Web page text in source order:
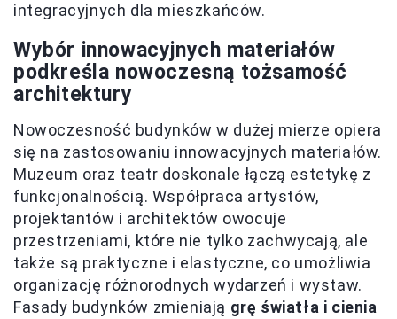
integracyjnych dla mieszkańców.
Wybór innowacyjnych materiałów
podkreśla nowoczesną tożsamość
architektury
Nowoczesność budynków w dużej mierze opiera
się na zastosowaniu innowacyjnych materiałów.
Muzeum oraz teatr doskonale łączą estetykę z
funkcjonalnością. Współpraca artystów,
projektantów i architektów owocuje
przestrzeniami, które nie tylko zachwycają, ale
także są praktyczne i elastyczne, co umożliwia
organizację różnorodnych wydarzeń i wystaw.
Fasady budynków zmieniają grę światła i cienia